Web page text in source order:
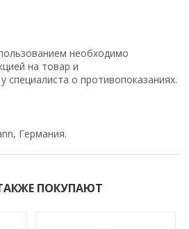
необходимо
на товар и
специалиста о противопоказаниях.
Германия.
ПОКУПАЮТ